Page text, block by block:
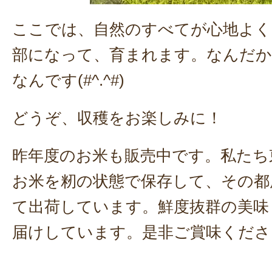
ここでは、自然のすべてが心地よ
部になって、育まれます。なんだ
なんです(#^.^#)
どうぞ、収穫をお楽しみに！
昨年度のお米も販売中です。私た
お米を籾の状態で保存して、その
て出荷しています。鮮度抜群の美
届けしています。是非ご賞味くだ